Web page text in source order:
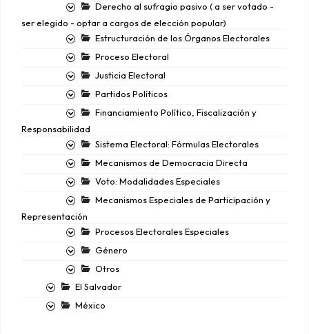
Derecho al sufragio pasivo ( a ser votado -
ser elegido - optar a cargos de elección popular)
Estructuración de los Órganos Electorales
Proceso Electoral
Justicia Electoral
Partidos Políticos
Financiamiento Político, Fiscalización y
Responsabilidad
Sistema Electoral: Fórmulas Electorales
Mecanismos de Democracia Directa
Voto: Modalidades Especiales
Mecanismos Especiales de Participación y
Representación
Procesos Electorales Especiales
Género
Otros
El Salvador
México